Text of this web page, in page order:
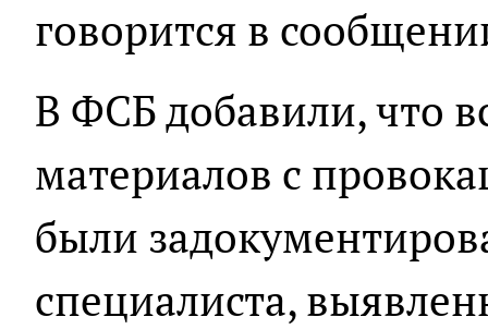
говорится в
В ФСБ добавили, что
материалов с
были
специалиста,